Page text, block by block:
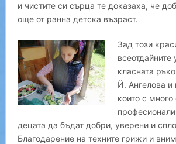
и чистите си сърца те доказаха, че
още от ранна детска възраст.
Зад този
всеотдайните
класната
Й. Ангелова
които с
децата да бъдат добри, уверени и
Благодарение на техните грижи и